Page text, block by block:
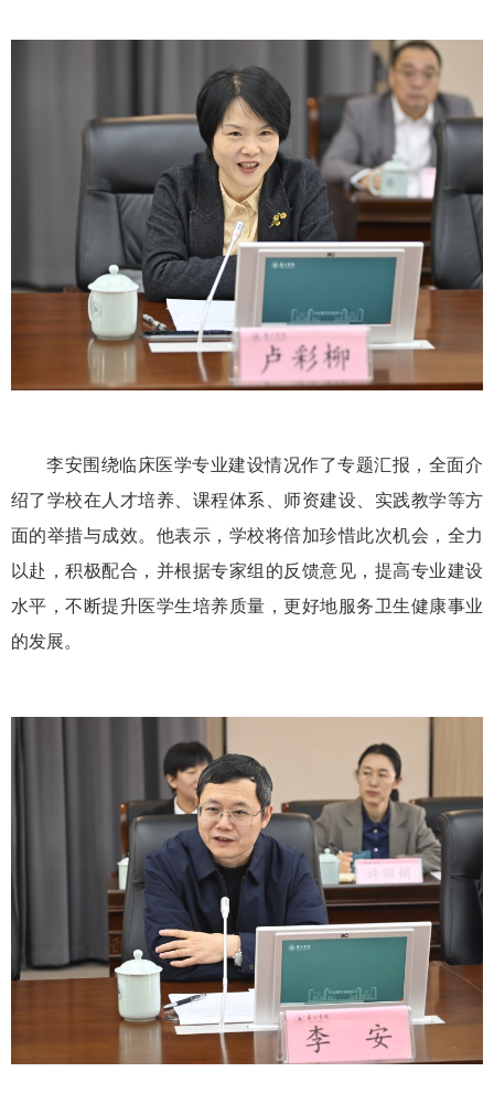
李安围绕临床医学专业建设情况作了专题汇报，全面介
绍了学校在人才培养、课程体系、师资建设、实践教学等方
面的举措与成效。他表示，学校将倍加珍惜此次机会，全力
以赴，积极配合，并根据专家组的反馈意见，提高专业建设
水平，不断提升医学生培养质量，更好地服务卫生健康事业
的发展。